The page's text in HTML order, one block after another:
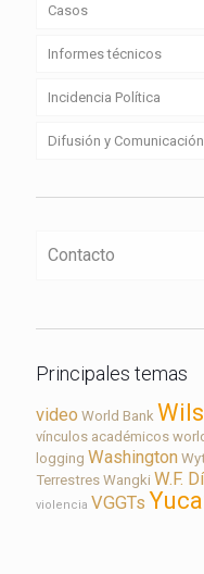
Casos
Informes técnicos
Incidencia Política
Difusión y Comunicación
Contacto
Principales temas
video World Bank
vínculos académicos
logging Washington
Terrestres Wangki W.F.
violencia VGGTs